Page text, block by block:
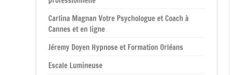
Carlina Magnan Votre Psychologue et Coach à
Cannes et en ligne
Jéremy Doyen Hypnose et Formation Orléans
Escale Lumineuse